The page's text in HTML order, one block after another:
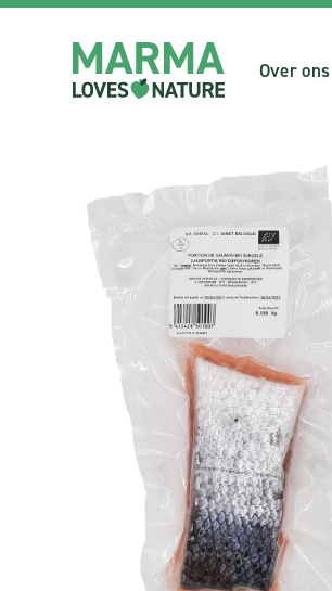
Over ons